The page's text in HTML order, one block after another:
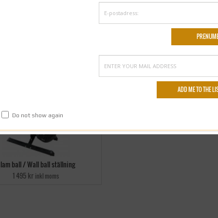
ball / Wall ball ställning
1 495 kr inkl moms
Do not show again